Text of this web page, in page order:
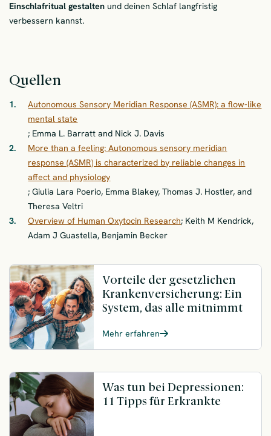
Einschlafritual gestalten und deinen Schlaf langfristig
verbessern kannst.
Quellen
Autonomous Sensory Meridian Response (ASMR): a flow-like
mental state
; Emma L. Barratt and Nick J. Davis
More than a feeling: Autonomous sensory meridian
response (ASMR) is characterized by reliable changes in
affect and physiology
; Giulia Lara Poerio, Emma Blakey, Thomas J. Hostler, and
Theresa Veltri
Overview of Human Oxytocin Research; Keith M Kendrick,
Adam J Guastella, Benjamin Becker
Vorteile der gesetzlichen
Krankenversicherung: Ein
System, das alle mitnimmt
Mehr erfahren
Was tun bei Depressionen:
11 Tipps für Erkrankte